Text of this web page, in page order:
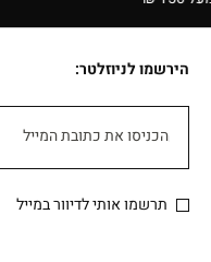
הירשמו לניוזלטר:
הכניסו את כתובת המייל
תרשמו אותי לדיוור במייל